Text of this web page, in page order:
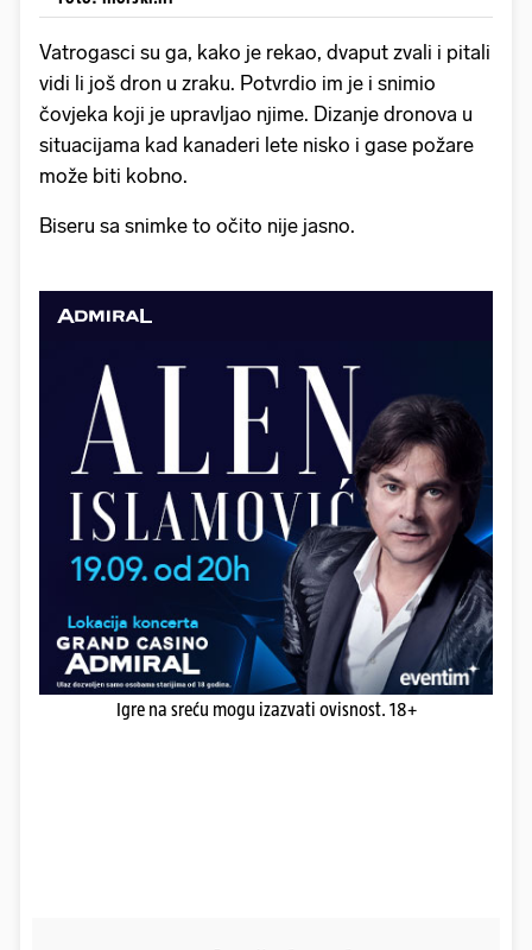
Vatrogasci su ga, kako je rekao, dvaput zvali i pitali
vidi li još dron u zraku. Potvrdio im je i snimio
čovjeka koji je upravljao njime. Dizanje dronova u
situacijama kad kanaderi lete nisko i gase požare
može biti kobno.
Biseru sa snimke to očito nije jasno.
Igre na sreću mogu izazvati ovisnost. 18+